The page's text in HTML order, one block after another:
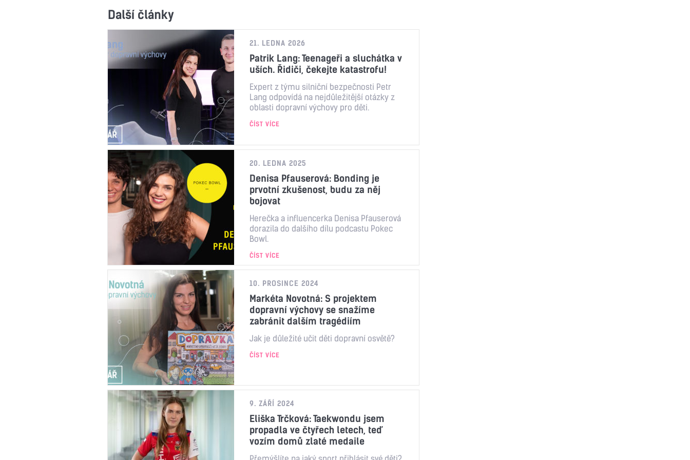
Další články
21. LEDNA 2026
Patrik Lang: Teenageři a sluchátka v
uších. Řidiči, čekejte katastrofu!
Expert z týmu silniční bezpečnosti Petr
Lang odpovídá na nejdůležitější otázky z
oblasti dopravní výchovy pro děti.
ČÍST VÍCE
20. LEDNA 2025
Denisa Pfauserová: Bonding je
prvotní zkušenost, budu za něj
bojovat
Herečka a influencerka Denisa Pfauserová
dorazila do dalšího dílu podcastu Pokec
Bowl.
ČÍST VÍCE
10. PROSINCE 2024
Markéta Novotná: S projektem
dopravní výchovy se snažíme
zabránit dalším tragédiím
Jak je důležité učit děti dopravní osvětě?
ČÍST VÍCE
9. ZÁŘÍ 2024
Eliška Trčková: Taekwondu jsem
propadla ve čtyřech letech, teď
vozím domů zlaté medaile